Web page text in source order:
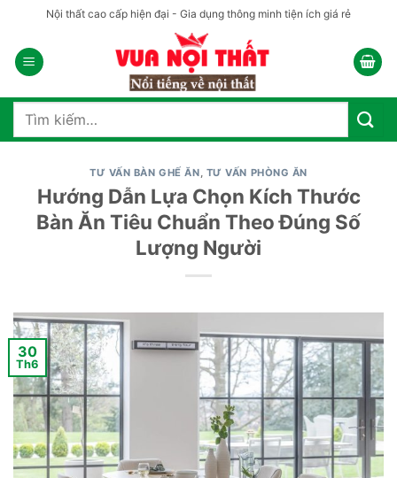
nội
dung
Nội thất cao cấp hiện đại - Gia dụng thông minh tiện ích giá rẻ
Tìm
TƯ VẤN BÀN GHẾ ĂN, TƯ VẤN PHÒNG ĂN
Hướng Dẫn Lựa Chọn Kích Thước
Bàn Ăn Tiêu Chuẩn Theo Đúng Số
Lượng Người
30
Th6